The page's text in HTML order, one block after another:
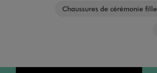
Chaussures de cérémonie fille